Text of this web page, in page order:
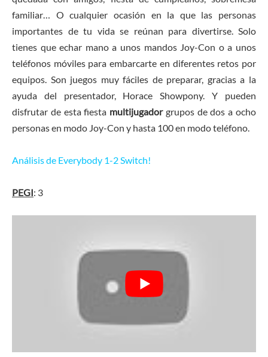
familiar… O cualquier ocasión en la que las personas
importantes de tu vida se reúnan para divertirse. Solo
tienes que echar mano a unos mandos Joy-Con o a unos
teléfonos móviles para embarcarte en diferentes retos por
equipos. Son juegos muy fáciles de preparar, gracias a la
ayuda del presentador, Horace Showpony. Y pueden
disfrutar de esta fiesta multijugadorgrupos de dos a ocho
personas en modo Joy-Con y hasta 100 en modo teléfono.
Análisis de Everybody 1-2 Switch!
PEGI: 3